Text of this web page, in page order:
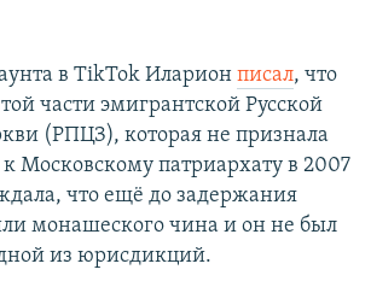
в TikTok Иларион писал, что
части эмигрантской Русской
(РПЦЗ), которая не признала
Московскому патриархату в 2007
что ещё до задержания
монашеского чина и он не был
из юрисдикций.